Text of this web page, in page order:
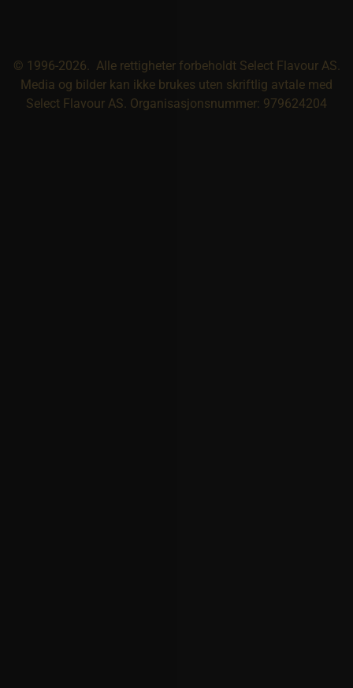
© 1996-2026. Alle rettigheter forbeholdt Select Flavour AS.
Media og bilder kan ikke brukes uten skriftlig avtale med
Select Flavour AS. Organisasjonsnummer: 979624204